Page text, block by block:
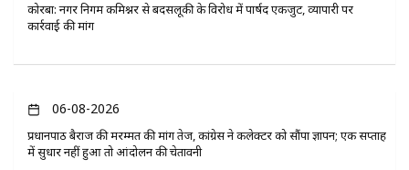
कोरबा: नगर निगम कमिश्नर से बदसलूकी के विरोध में पार्षद एकजुट, व्यापारी पर
कार्रवाई की मांग
06-08-2026
प्रधानपाठ बैराज की मरम्मत की मांग तेज, कांग्रेस ने कलेक्टर को सौंपा ज्ञापन; एक सप्ताह
में सुधार नहीं हुआ तो आंदोलन की चेतावनी